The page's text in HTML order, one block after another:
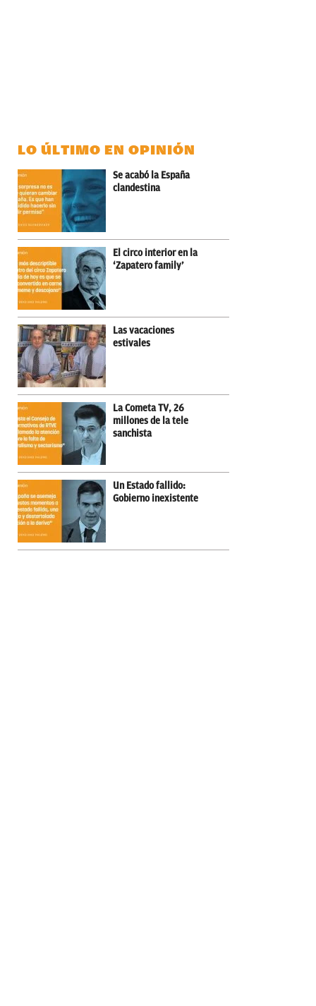
LO ÚLTIMO EN OPINIÓN
Se acabó la España
clandestina
El circo interior en la
‘Zapatero family’
Las vacaciones
estivales
La Cometa TV, 26
millones de la tele
sanchista
Un Estado fallido:
Gobierno inexistente